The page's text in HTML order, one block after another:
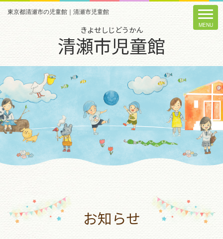
東京都清瀬市の児童館｜清瀬市児童館
きよせしじどうかん
清瀬市児童館
お知らせ